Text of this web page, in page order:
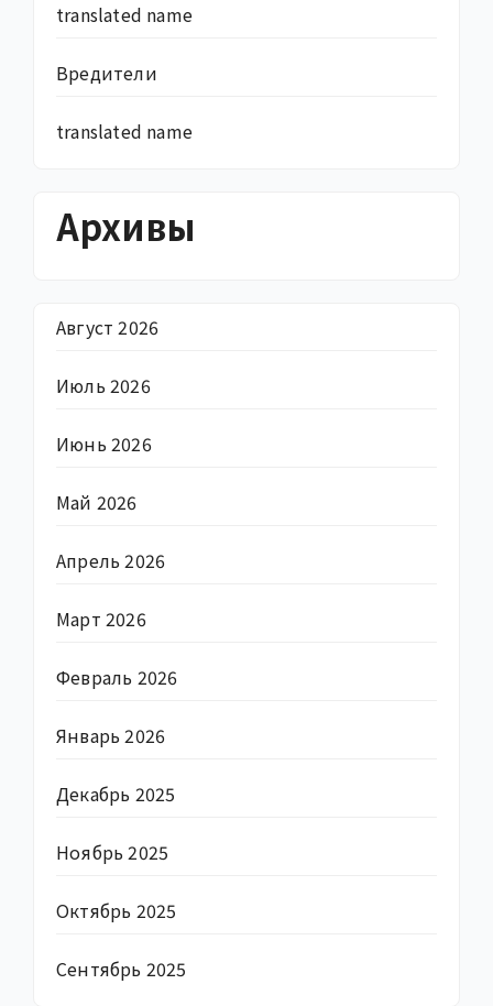
translated name
Вредители
translated name
Архивы
Август 2026
Июль 2026
Июнь 2026
Май 2026
Апрель 2026
Март 2026
Февраль 2026
Январь 2026
Декабрь 2025
Ноябрь 2025
Октябрь 2025
Сентябрь 2025